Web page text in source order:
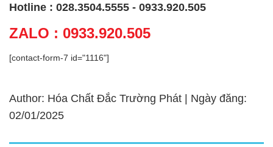
Hotline : 028.3504.5555 - 0933.920.505
ZALO : 0933.920.505
[contact-form-7 id="1116"]
Author: Hóa Chất Đắc Trường Phát | Ngày đăng:
02/01/2025